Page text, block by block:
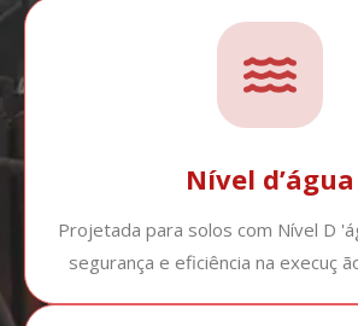
Nível d’água
Projetada para solos com Nível D
segurança e eficiência na execuç